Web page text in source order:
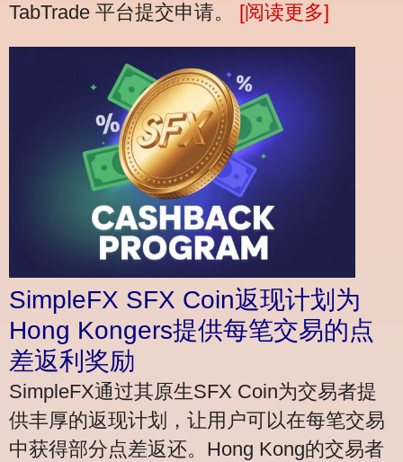
TabTrade 平台提交申请。
[阅读更多]
SimpleFX SFX Coin返现计划为
Hong Kongers提供每笔交易的点
差返利奖励
SimpleFX通过其原生SFX Coin为交易者提
供丰厚的返现计划，让用户可以在每笔交易
中获得部分点差返还。Hong Kong的交易者